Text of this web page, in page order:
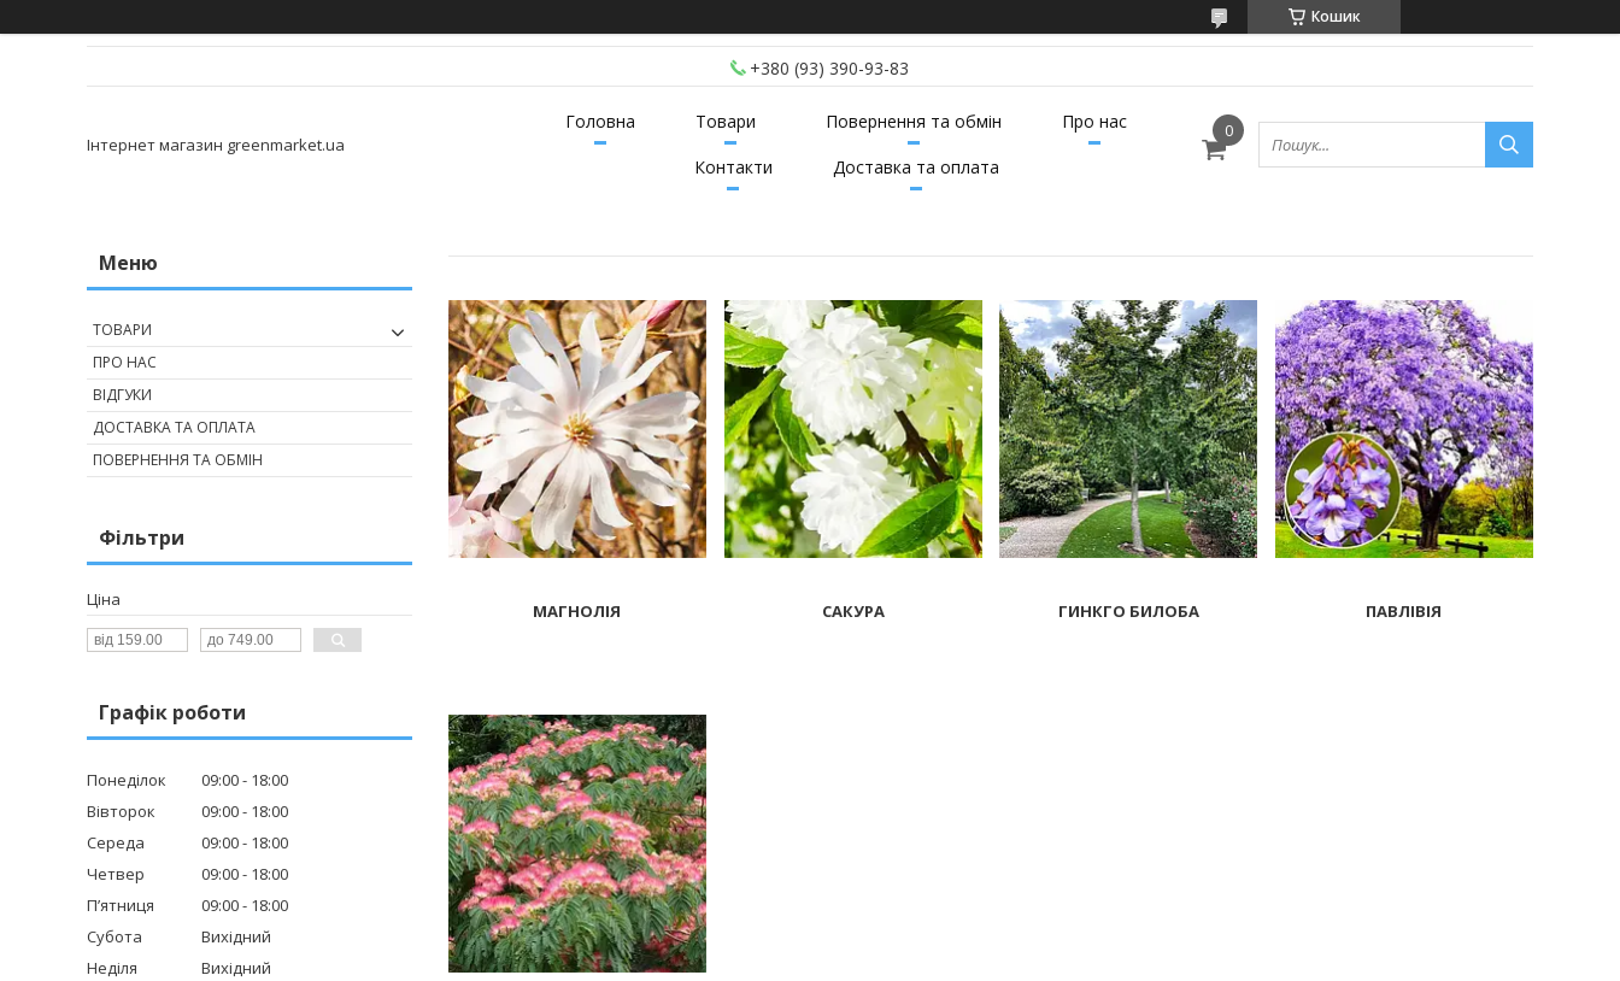
Кошик
+380 (93) 390-93-83
Інтернет магазин greenmarket.ua
Головна Товари Повернення та обмін
Про нас
Контакти
Доставка та оплата
МАГНОЛІЯ САКУРА ГИНКГО БИЛОБА ПАВЛІВІЯ
ТОВАРИ
ПРО НАС
ВІДГУКИ
ДОСТАВКА ТА ОПЛАТА
ПОВЕРНЕННЯ ТА ОБМІН
Фільтри
Ціна
Графік роботи
Понеділок 09:00
18:00
Вівторок
09:00
18:00
Середа
09:00
18:00
Четвер
09:00
18:00
Пʼятниця
09:00
18:00
Субота
Вихідний
Неділя
Вихідний